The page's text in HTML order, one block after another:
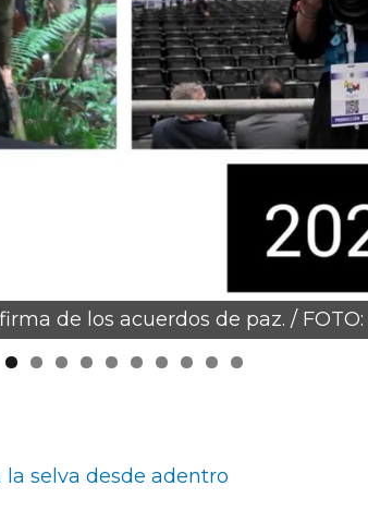
de los acuerdos de paz. /
selva desde adentro